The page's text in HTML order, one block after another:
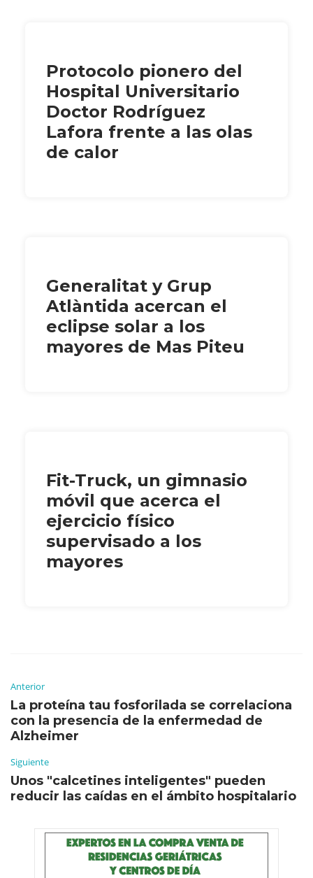
Protocolo pionero del
Hospital Universitario
Doctor Rodríguez
Lafora frente a las olas
de calor
Generalitat y Grup
Atlàntida acercan el
eclipse solar a los
mayores de Mas Piteu
Fit-Truck, un gimnasio
móvil que acerca el
ejercicio físico
supervisado a los
mayores
Anterior
La proteína tau fosforilada se correlaciona
con la presencia de la enfermedad de
Alzheimer
Siguiente
Unos "calcetines inteligentes" pueden
reducir las caídas en el ámbito hospitalario